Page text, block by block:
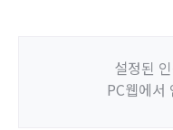
설정된
PC웹에서